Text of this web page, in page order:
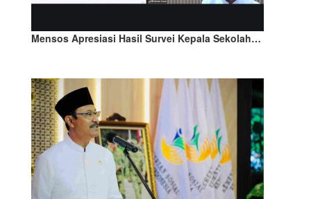
Mensos Apresiasi Hasil Survei Kepala Sekolah…